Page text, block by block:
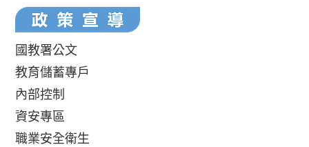
國教署公文
教育儲蓄專戶
內部控制
資安專區
職業安全衛生